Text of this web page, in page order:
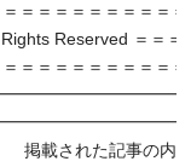
＝＝＝＝＝＝＝＝＝
Reserved ＝＝＝
＝＝＝＝＝＝＝＝＝＝
掲載された記事の内